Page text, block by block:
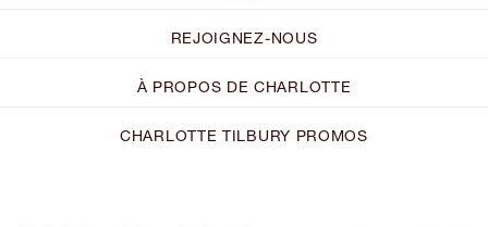
REJOIGNEZ-NOUS
À PROPOS DE CHARLOTTE
CHARLOTTE TILBURY PROMOS